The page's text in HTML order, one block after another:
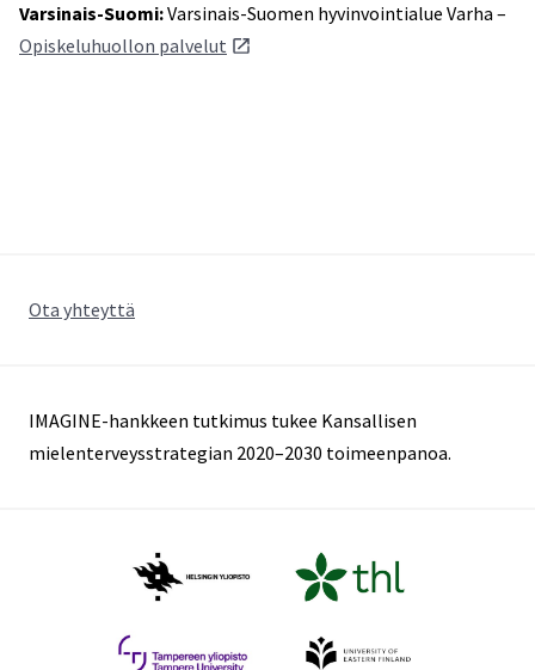
Varsinais-Suomi:Varsinais-Suomen hyvinvointialue Varha –
Opiskeluhuollon palvelut
Ota yhteyttä
IMAGINE-hankkeen tutkimus tukee Kansallisen
mielenterveysstrategian 2020–2030 toimeenpanoa.